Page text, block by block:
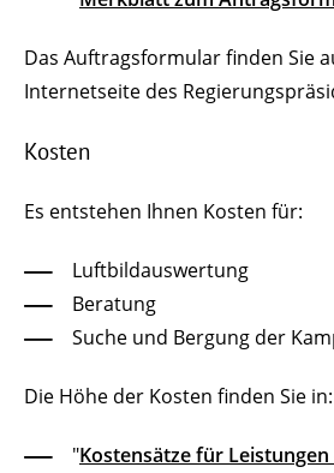
Das Auftragsformular finden Sie
Internetseite des
Kosten
Es entstehen Ihnen Kosten für:
Luftbildauswertung
Beratung
Suche und Bergung der
Die Höhe der Kosten finden Sie in:
"Kostensätze für Leistungen